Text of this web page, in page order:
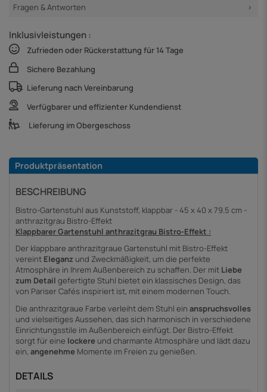
Fragen & Antworten
Inklusivleistungen :
Zufrieden oder Rückerstattung für 14 Tage
Sichere Bezahlung
Lieferung nach Vereinbarung
Verfügbarer und effizienter Kundendienst
Lieferung im Obergeschoss
Produktpräsentation
BESCHREIBUNG
Bistro-Gartenstuhl aus Kunststoff, klappbar - 45 x 40 x 79.5 cm -
anthrazitgrau Bistro-Effekt
Klappbarer Gartenstuhl anthrazitgrau Bistro-Effekt :
Der klappbare anthrazitgraue Gartenstuhl mit Bistro-Effekt
vereint Eleganz und Zweckmäßigkeit, um die perfekte
Atmosphäre in Ihrem Außenbereich zu schaffen. Der mit Liebe
zum Detail gefertigte Stuhl bietet ein klassisches Design, das
von Pariser Cafés inspiriert ist, mit einem modernen Touch.
Die anthrazitgraue Farbe verleiht dem Stuhl ein anspruchsvolles
und vielseitiges Aussehen, das sich harmonisch in verschiedene
Einrichtungsstile im Außenbereich einfügt. Der Bistro-Effekt
sorgt für eine lockere und charmante Atmosphäre und lädt dazu
ein, angenehme Momente im Freien zu genießen.
DETAILS